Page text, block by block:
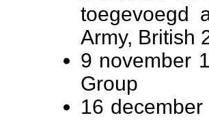
toegevoegd
Army, British
9 november
Group
16